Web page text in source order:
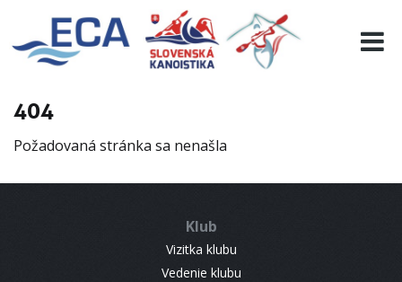
404
Požadovaná stránka sa nenašla
Klub
Vizitka klubu
Vedenie klubu
EURO 19
INFO
RESULTS
CONTACT